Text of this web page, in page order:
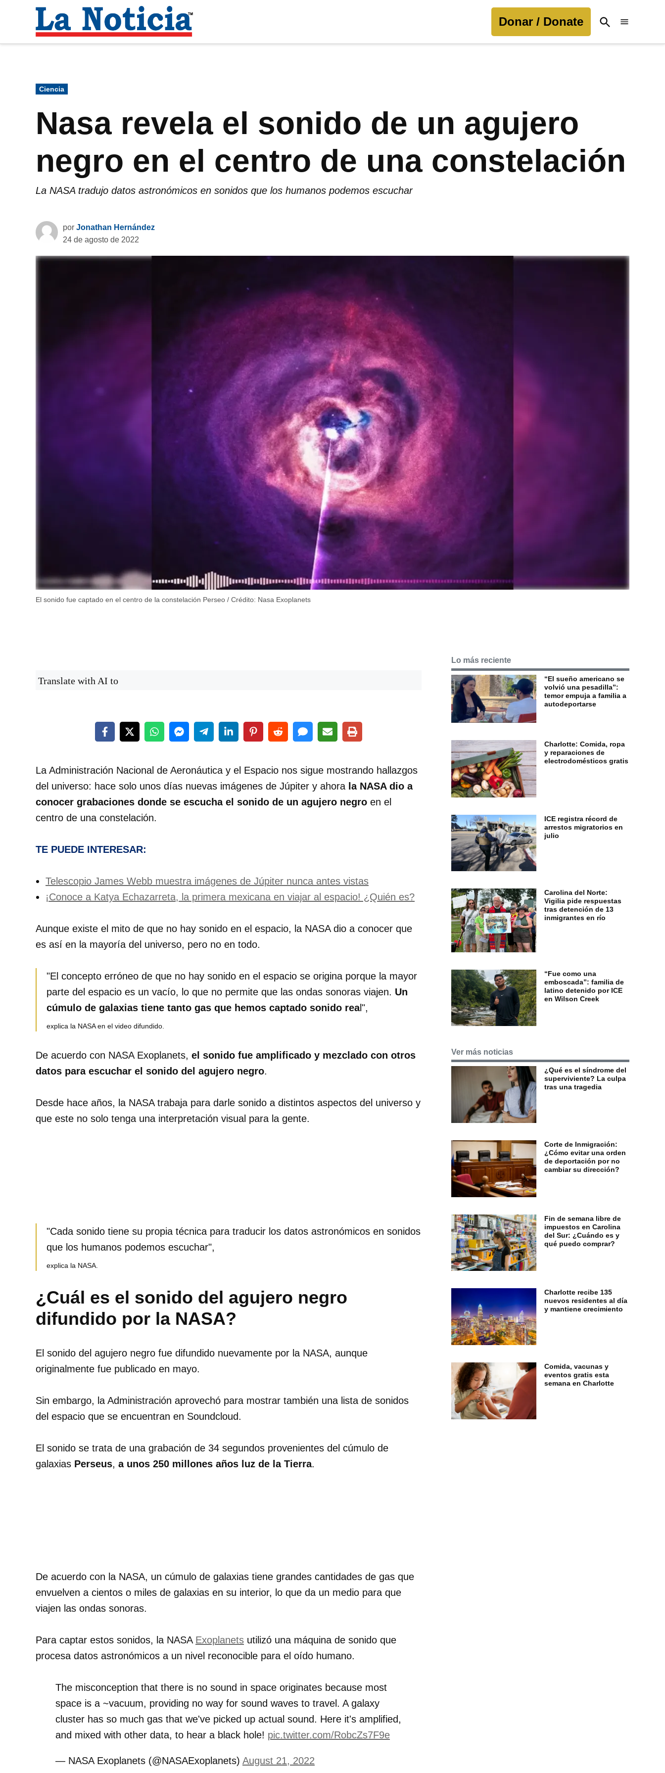
contenido
Noticia
Donar / Donate
Open
Search
Publicado
en
Ciencia
Nasa revela el sonido de un agujero
negro en el centro de una constelación
La NASA tradujo datos astronómicos en sonidos que los humanos podemos escuchar
por Jonathan Hernández
24 de agosto de 2022
El sonido fue captado en el centro de la constelación Perseo / Crédito: Nasa Exoplanets
Translate with AI to
La Administración Nacional de Aeronáutica y el Espacio nos sigue mostrando hallazgos
del universo: hace solo unos días nuevas imágenes de Júpiter y ahora la NASA dio a
conocer grabaciones donde se escucha el sonido de un agujero negro en el
centro de una constelación.
TE PUEDE INTERESAR:
Telescopio James Webb muestra imágenes de Júpiter nunca antes vistas
¡Conoce a Katya Echazarreta, la primera mexicana en viajar al espacio! ¿Quién es?
Aunque existe el mito de que no hay sonido en el espacio, la NASA dio a conocer que
es así en la mayoría del universo, pero no en todo.
"El concepto erróneo de que no hay sonido en el espacio se origina porque la mayor
parte del espacio es un vacío, lo que no permite que las ondas sonoras viajen. Un
cúmulo de galaxias tiene tanto gas que hemos captado sonido real",
explica la NASA en el video difundido.
De acuerdo con NASA Exoplanets, el sonido fue amplificado y mezclado con otros
datos para escuchar el sonido del agujero negro.
Desde hace años, la NASA trabaja para darle sonido a distintos aspectos del universo y
que este no solo tenga una interpretación visual para la gente.
"Cada sonido tiene su propia técnica para traducir los datos astronómicos en sonidos
que los humanos podemos escuchar",
explica la NASA.
¿Cuál es el sonido del agujero negro
difundido por la NASA?
El sonido del agujero negro fue difundido nuevamente por la NASA, aunque
originalmente fue publicado en mayo.
Sin embargo, la Administración aprovechó para mostrar también una lista de sonidos
del espacio que se encuentran en Soundcloud.
El sonido se trata de una grabación de 34 segundos provenientes del cúmulo de
galaxias Perseus, a unos 250 millones años luz de la Tierra.
De acuerdo con la NASA, un cúmulo de galaxias tiene grandes cantidades de gas que
envuelven a cientos o miles de galaxias en su interior, lo que da un medio para que
viajen las ondas sonoras.
Para captar estos sonidos, la NASA Exoplanets utilizó una máquina de sonido que
procesa datos astronómicos a un nivel reconocible para el oído humano.
The misconception that there is no sound in space originates because most
space is a ~vacuum, providing no way for sound waves to travel. A galaxy
cluster has so much gas that we've picked up actual sound. Here it's amplified,
and mixed with other data, to hear a black hole! pic.twitter.com/RobcZs7F9e
— NASA Exoplanets (@NASAExoplanets) August 21, 2022
Lo más reciente
“El sueño americano se
volvió una pesadilla”:
temor empuja a familia a
autodeportarse
Charlotte: Comida, ropa
y reparaciones de
electrodomésticos gratis
ICE registra récord de
arrestos migratorios en
julio
Carolina del Norte:
Vigilia pide respuestas
tras detención de 13
inmigrantes en río
“Fue como una
emboscada”: familia de
latino detenido por ICE
en Wilson Creek
Ver más noticias
¿Qué es el síndrome del
superviviente? La culpa
tras una tragedia
Corte de Inmigración:
¿Cómo evitar una orden
de deportación por no
cambiar su dirección?
Fin de semana libre de
impuestos en Carolina
del Sur: ¿Cuándo es y
qué puedo comprar?
Charlotte recibe 135
nuevos residentes al día
y mantiene crecimiento
Comida, vacunas y
eventos gratis esta
semana en Charlotte